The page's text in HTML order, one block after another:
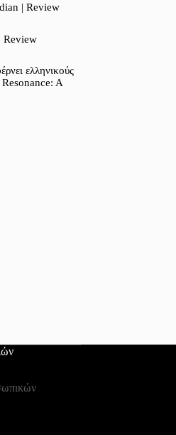
| Review
Review
ελληνικούς
Resonance: A